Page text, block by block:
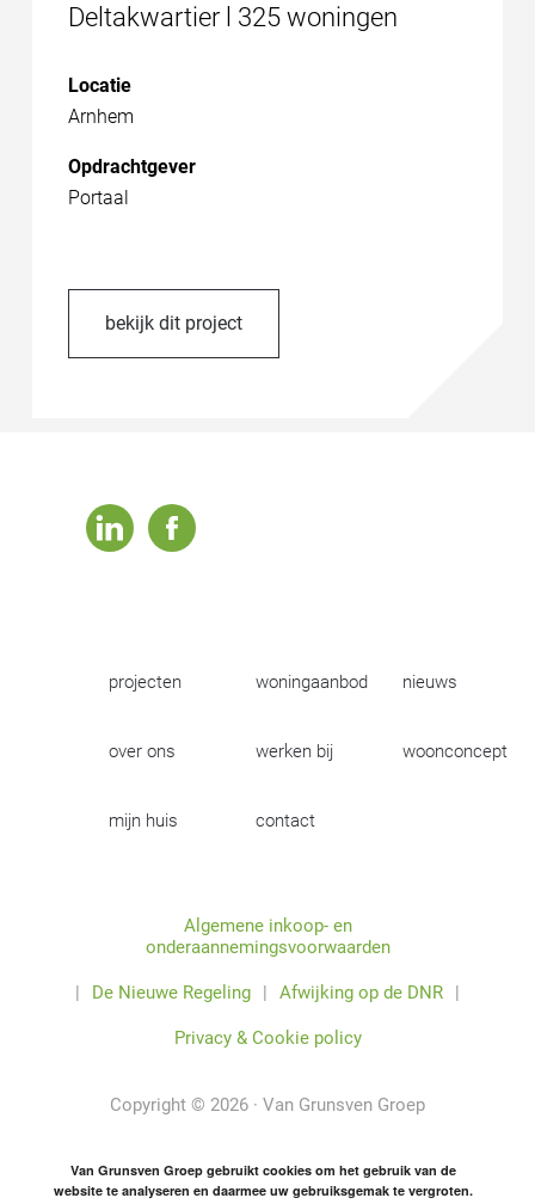
Deltakwartier l 325 woningen
Locatie
Arnhem
Opdrachtgever
Portaal
bekijk dit project
linkedinfacebook
projecten woningaanbod nieuws
over ons werken bij woonconcept
mijn huis contact
Algemene inkoop- en
onderaannemingsvoorwaarden
| De Nieuwe Regeling | Afwijking op de DNR |
Privacy & Cookie policy
Copyright © 2026 · Van Grunsven Groep
Van Grunsven Groep gebruikt cookies om het gebruik van de
website te analyseren en daarmee uw gebruiksgemak te vergroten.